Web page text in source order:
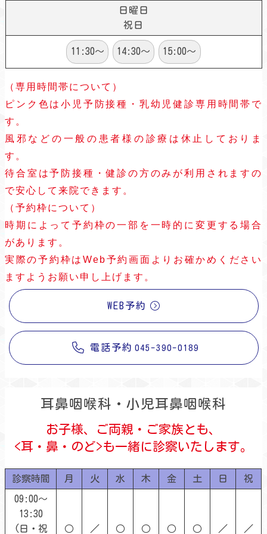
日曜日
祝日
11:30～ 14:30～ 15:00～
（専用時間帯について）
ピンク色は小児予防接種・乳幼児健診専用時間帯で
す。
風邪などの一般の患者様の診療は休止しておりま
す。
待合室は予防接種・健診の方のみが利用されますの
で安心して来院できます。
（予約枠について）
時期によって予約枠の一部を一時的に変更する場合
があります。
実際の予約枠はWeb予約画面よりお確かめください
ますようお願い申し上げます。
WEB予約
電話予約 045-390-0189
耳鼻咽喉科・小児耳鼻咽喉科
お子様、ご両親・ご家族とも、
<耳・鼻・のど>も一緒に診察いたします。
診察時間 月 火 水 木 金 土 日 祝
09:00～
13:30
(日・祝
○ ／ ○ ○ ○ ○ ／ ／